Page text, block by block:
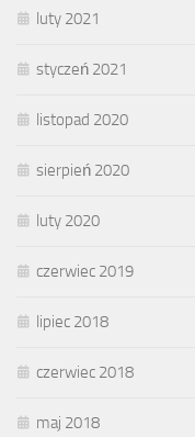
luty 2021
styczeń 2021
listopad 2020
sierpień 2020
luty 2020
czerwiec 2019
lipiec 2018
czerwiec 2018
maj 2018